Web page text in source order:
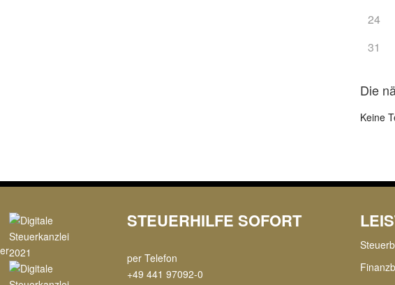
24
31
Die
Keine
STEUERHILFE SOFORT
per Telefon
+49 441 97092-0